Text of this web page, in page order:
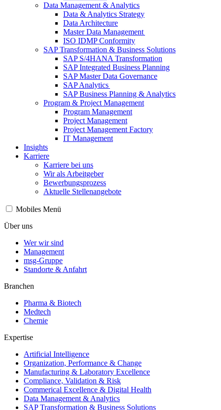
Data Management & Analytics
Data & Analytics Strategy
Data Architecture
Master Data Management
ISO IDMP Conformity
SAP Transformation & Business Solutions
SAP S/4HANA Transformation
SAP Integrated Business Planning
SAP Master Data Governance
SAP Analytics
SAP Business Planning & Analytics
Program & Project Management
Program Management
Project Management
Project Management Factory
IT Management
Insights
Karriere
Karriere bei uns
Wir als Arbeitgeber
Bewerbungsprozess
Aktuelle Stellenangebote
Mobiles Menü
Über uns
Wer wir sind
Management
msg-Gruppe
Standorte & Anfahrt
Branchen
Pharma & Biotech
Medtech
Chemie
Expertise
Artificial Intelligence
Organization, Performance & Change
Manufacturing & Laboratory Excellence
Compliance, Validation & Risk
Commerical Excellence & Digital Health
Data Management & Analytics
SAP Transformation & Business Solutions